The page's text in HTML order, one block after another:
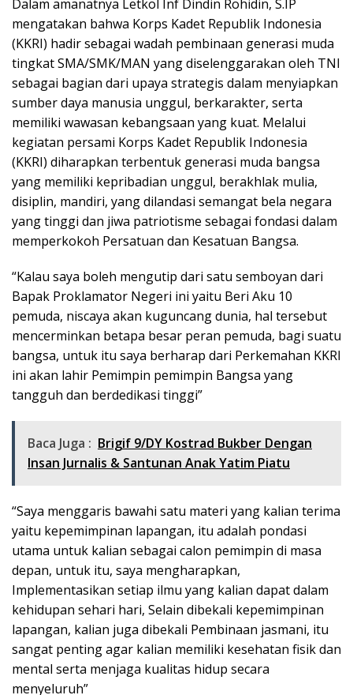
Dalam amanatnya Letkol Inf Dindin Rohidin, S.IP
mengatakan bahwa Korps Kadet Republik Indonesia
(KKRI) hadir sebagai wadah pembinaan generasi muda
tingkat SMA/SMK/MAN yang diselenggarakan oleh TNI
sebagai bagian dari upaya strategis dalam menyiapkan
sumber daya manusia unggul, berkarakter, serta
memiliki wawasan kebangsaan yang kuat. Melalui
kegiatan persami Korps Kadet Republik Indonesia
(KKRI) diharapkan terbentuk generasi muda bangsa
yang memiliki kepribadian unggul, berakhlak mulia,
disiplin, mandiri, yang dilandasi semangat bela negara
yang tinggi dan jiwa patriotisme sebagai fondasi dalam
memperkokoh Persatuan dan Kesatuan Bangsa.
“Kalau saya boleh mengutip dari satu semboyan dari
Bapak Proklamator Negeri ini yaitu Beri Aku 10
pemuda, niscaya akan kuguncang dunia, hal tersebut
mencerminkan betapa besar peran pemuda, bagi suatu
bangsa, untuk itu saya berharap dari Perkemahan KKRI
ini akan lahir Pemimpin pemimpin Bangsa yang
tangguh dan berdedikasi tinggi”
Baca Juga : Brigif 9/DY Kostrad Bukber Dengan
Insan Jurnalis & Santunan Anak Yatim Piatu
“Saya menggaris bawahi satu materi yang kalian terima
yaitu kepemimpinan lapangan, itu adalah pondasi
utama untuk kalian sebagai calon pemimpin di masa
depan, untuk itu, saya mengharapkan,
Implementasikan setiap ilmu yang kalian dapat dalam
kehidupan sehari hari, Selain dibekali kepemimpinan
lapangan, kalian juga dibekali Pembinaan jasmani, itu
sangat penting agar kalian memiliki kesehatan fisik dan
mental serta menjaga kualitas hidup secara
menyeluruh”